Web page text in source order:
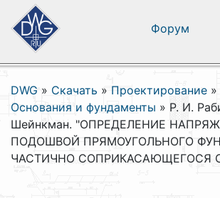
Форум
DWG » Скачать » Проектирование »
Основания и фундаменты » Р. И.
Шейнкман. "ОПРЕДЕЛЕНИЕ
ПОДОШВОЙ ПРЯМОУГОЛЬНОГО
ЧАСТИЧНО СОПРИКАСАЮЩЕГОСЯ